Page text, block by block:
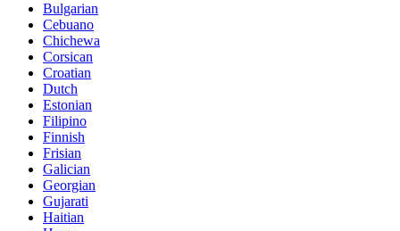
Bulgarian
Cebuano
Chichewa
Corsican
Croatian
Dutch
Estonian
Filipino
Finnish
Frisian
Galician
Georgian
Gujarati
Haitian